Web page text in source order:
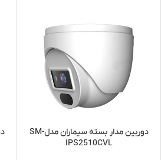
دوربین مدار بسته سیماران مدلSM-
IPS2510CVL